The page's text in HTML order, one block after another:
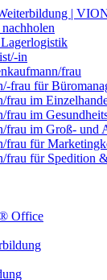
|
in
frau
frau für
frau im
frau im
frau im Groß- und
frau für
frau für Spedition
Office